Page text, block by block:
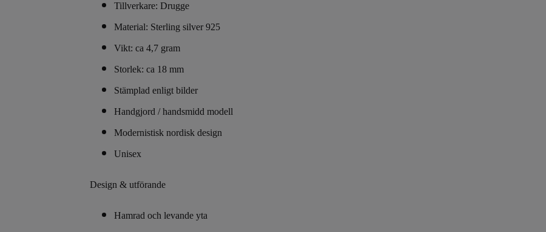
Tillverkare: Drugge
Material: Sterling silver 925
Vikt: ca 4,7 gram
Storlek: ca 18 mm
Stämplad enligt bilder
Handgjord / handsmidd modell
Modernistisk nordisk design
Unisex
Design & utförande
Hamrad och levande yta